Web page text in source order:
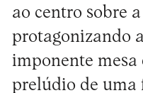
ao centro sobre
protagonizando
imponente mesa
prelúdio de uma